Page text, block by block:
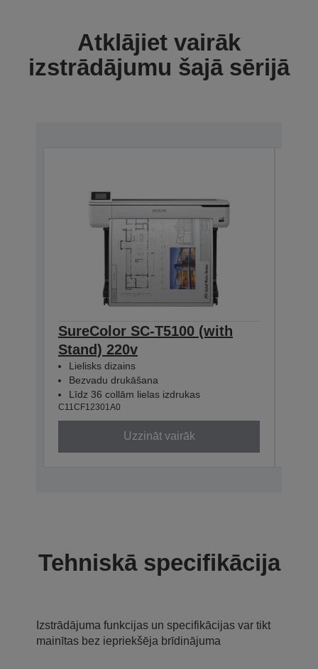
Atklājiet vairāk
izstrādājumu šajā sērijā
SureColor SC-T5100 (with
Stand) 220v
Lielisks dizains
Bezvadu drukāšana
Līdz 36 collām lielas izdrukas
C11CF12301A0
Uzzināt vairāk
Tehniskā specifikācija
Izstrādājuma funkcijas un specifikācijas var tikt
mainītas bez iepriekšēja brīdinājuma